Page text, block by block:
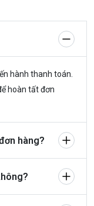
hành thanh toán.
hoàn tất đơn
hàng?